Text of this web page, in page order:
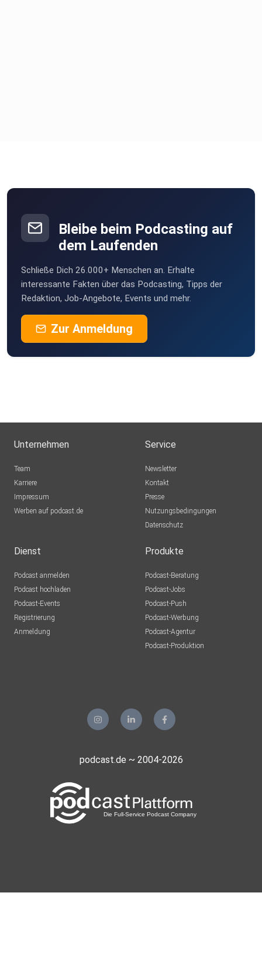
Bleibe beim Podcasting auf
dem Laufenden
Schließe Dich 26.000+ Menschen an. Erhalte
interessante Fakten über das Podcasting, Tipps der
Redaktion, Job-Angebote, Events und mehr.
Zur Anmeldung
Unternehmen
Team
Karriere
Impressum
Werben auf podcast.de
Service
Newsletter
Kontakt
Presse
Nutzungsbedingungen
Datenschutz
Dienst
Podcast anmelden
Podcast hochladen
Podcast-Events
Registrierung
Anmeldung
Produkte
Podcast-Beratung
Podcast-Jobs
Podcast-Push
Podcast-Werbung
Podcast-Agentur
Podcast-Produktion
podcast.de ~ 2004-2026